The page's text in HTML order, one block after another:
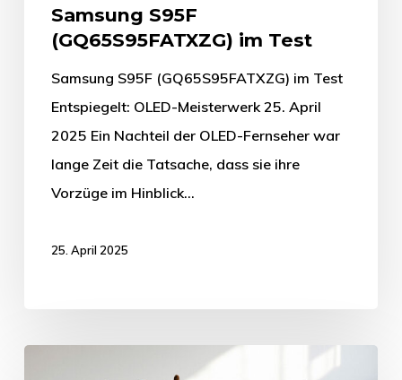
Samsung S95F
(GQ65S95FATXZG) im Test
Samsung S95F (GQ65S95FATXZG) im Test
Entspiegelt: OLED-Meisterwerk 25. April
2025 Ein Nachteil der OLED-Fernseher war
lange Zeit die Tatsache, dass sie ihre
Vorzüge im Hinblick…
25. April 2025